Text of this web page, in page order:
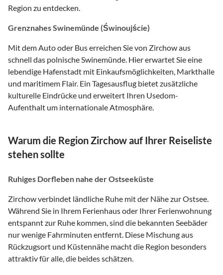
Region zu entdecken.
Grenznahes Swinemünde (Świnoujście)
Mit dem Auto oder Bus erreichen Sie von Zirchow aus
schnell das polnische Swinemünde. Hier erwartet Sie eine
lebendige Hafenstadt mit Einkaufsmöglichkeiten, Markthalle
und maritimem Flair. Ein Tagesausflug bietet zusätzliche
kulturelle Eindrücke und erweitert Ihren Usedom-
Aufenthalt um internationale Atmosphäre.
Warum die Region Zirchow auf Ihrer Reiseliste
stehen sollte
Ruhiges Dorfleben nahe der Ostseeküste
Zirchow verbindet ländliche Ruhe mit der Nähe zur Ostsee.
Während Sie in Ihrem Ferienhaus oder Ihrer Ferienwohnung
entspannt zur Ruhe kommen, sind die bekannten Seebäder
nur wenige Fahrminuten entfernt. Diese Mischung aus
Rückzugsort und Küstennähe macht die Region besonders
attraktiv für alle, die beides schätzen.